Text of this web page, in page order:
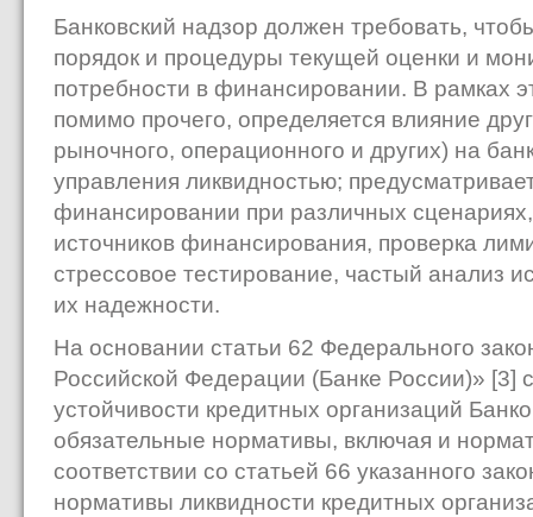
Банковский надзор должен требовать,
порядок и процедуры текущей оценки и
потребности в финансировании. В рамках
помимо прочего, определяется влияние
рыночного, операционного и других) на
управления ликвидностью;
финансировании при различных
источников финансирования, проверка
стрессовое тестирование, частый анализ
их надежности.
На основании статьи 62 Федерального
Российской Федерации (Банке России)» [3]
устойчивости кредитных организаций
обязательные нормативы, включая и
соответствии со статьей 66 указанного
нормативы ликвидности кредитных